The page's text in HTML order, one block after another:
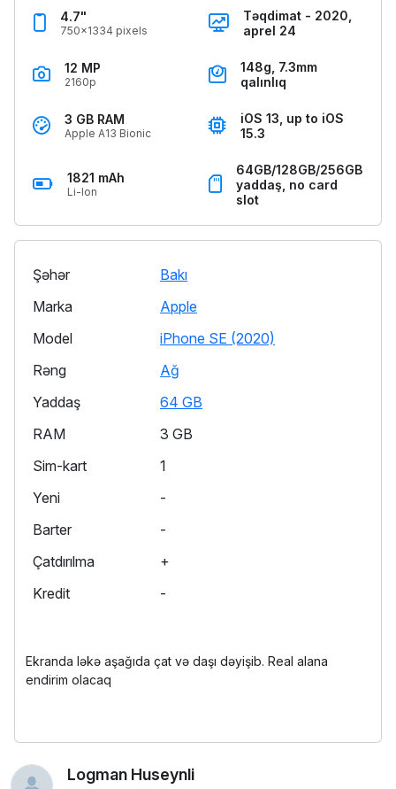
4.7"
750x1334 pixels
Təqdimat - 2020,
aprel 24
12 MP
2160p
148g, 7.3mm
qalınlıq
3 GB RAM
Apple A13 Bionic
iOS 13, up to iOS
15.3
1821 mAh
Li-Ion
64GB/128GB/256GB
yaddaş, no card
slot
Şəhər
Bakı
Marka
Apple
Model
iPhone SE (2020)
Rəng
Ağ
Yaddaş
64 GB
RAM
3 GB
Sim-kart
1
Yeni
-
Barter
-
Çatdırılma
+
Kredit
-
Ekranda ləkə aşağıda çat və daşı dəyişib. Real alana
endirim olacaq
Logman Huseynli